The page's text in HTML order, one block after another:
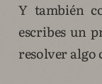
Y también
escribes un
resolver